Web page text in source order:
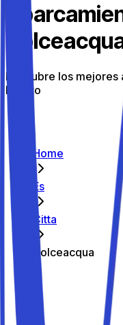
Descubre los mejores
Parkito
Home
Es
Citta
Dolceacqua
Caricamento...